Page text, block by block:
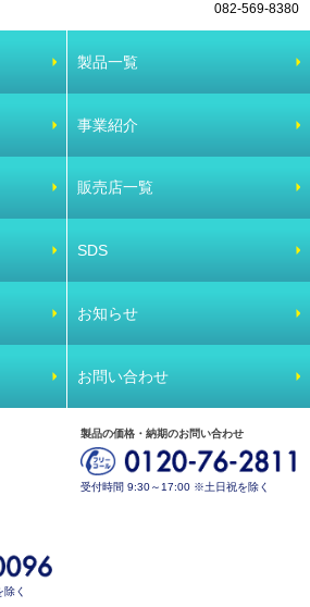
082-569-8380
製品一覧
事業紹介
販売店一覧
SDS
お知らせ
お問い合わせ
製品の価格・納期のお問い合わせ
受付時間 9:30～17:00 ※土日祝を除く
く